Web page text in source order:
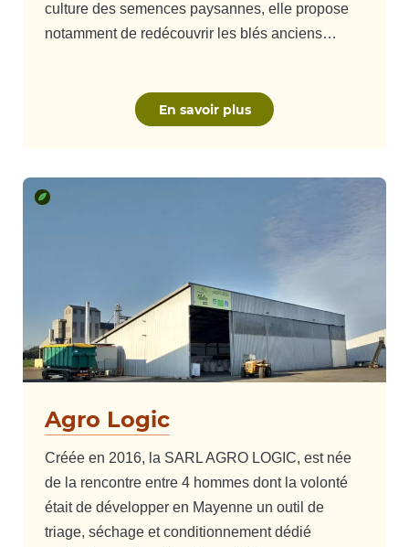
culture des semences paysannes, elle propose
notamment de redécouvrir les blés anciens…
En savoir plus
Agro Logic
Créée en 2016, la SARL AGRO LOGIC, est née
de la rencontre entre 4 hommes dont la volonté
était de développer en Mayenne un outil de
triage, séchage et conditionnement dédié